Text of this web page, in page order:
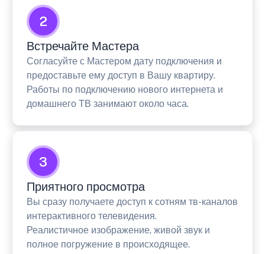
2
Встречайте Мастера
Согласуйте с Мастером дату подключения и
предоставьте ему доступ в Вашу квартиру.
Работы по подключению нового интернета и
домашнего ТВ занимают около часа.
3
Приятного просмотра
Вы сразу получаете доступ к сотням тв-каналов
интерактивного телевидения.
Реалистичное изображение, живой звук и
полное погружение в происходящее.